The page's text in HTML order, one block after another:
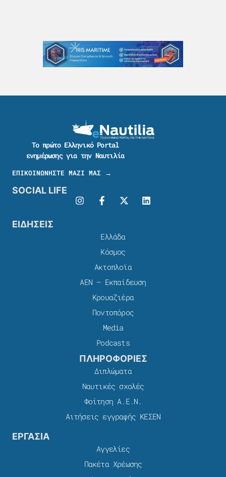
Το πρώτο Ελληνικό Portal
ενημέρωσης για την Ναυτιλία
ΕΠΙΚΟΙΝΩΝΗΣΤΕ ΜΑΖΙ ΜΑΣ →
SOCIAL LIFE
ΕΙΔΗΣΕΙΣ
Ελλάδα
Κόσμος
Ακτοπλοϊα
ΑΕΝ – Εκπαίδευση
Κρουαζιέρα
Ποντοπόρος
Media
Podcasts
ΠΛΗΡΟΦΟΡΙΕΣ
Διπλώματα
Ναυτικές σχολές
Φοίτηση Α.Ε.Ν.
Αιτήσεις εγγραφής ΚΕΣΕΝ
ΕΡΓΑΣΙΑ
Αγγελίες
Πακέτα Χρέωσης​